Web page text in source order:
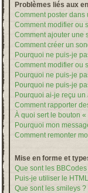
Problèmes liés aux
Comment poster dans
Comment modifier ou
Comment ajouter une
Comment créer un
Pourquoi ne puis-je
Comment modifier ou
Pourquoi ne puis-je
Pourquoi ne puis-je
Pourquoi ai-je reçu un
Comment rapporter
À quoi sert le bouton
Pourquoi mon
Comment remonter
Mise en forme et
Que sont les BBCodes
Puis-je utiliser le
Que sont les smileys ?